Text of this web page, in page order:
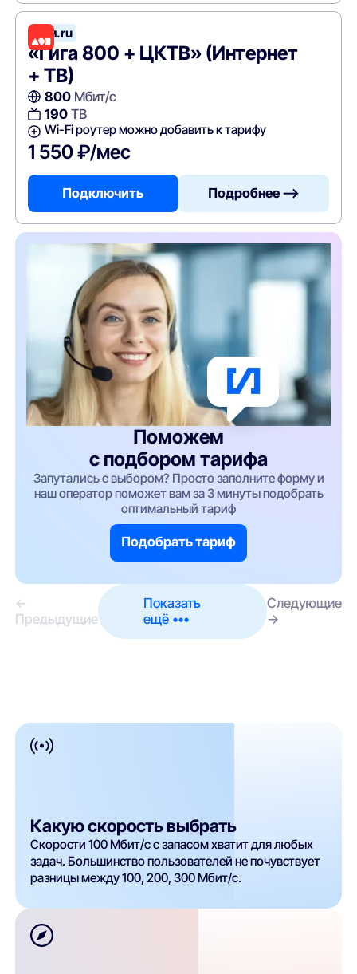
Дом.ru
«Гига 800 + ЦКТВ» (Интернет
+ ТВ)
800Мбит/с
190ТВ
Wi-Fi роутер можно добавить к тарифу
1 550 ₽/мес
Подключить Подробнее —>
Поможем
с подбором тарифа
Запутались с выбором? Просто заполните форму и
наш оператор поможет вам за 3 минуты подобрать
оптимальный тариф
Подобрать тариф
←
Предыдущие
Показать
ещё •••
Следующие
→
Какую скорость выбрать
Скорости 100 Мбит/с с запасом хватит для любых
задач. Большинство пользователей не почувствует
разницы между 100, 200, 300 Мбит/с.